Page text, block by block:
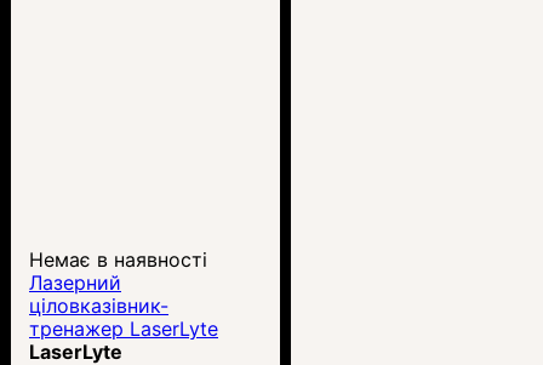
Немає в наявності
Лазерний
ціловказівник-
тренажер LaserLyte
UTA-FSL
LaserLyte